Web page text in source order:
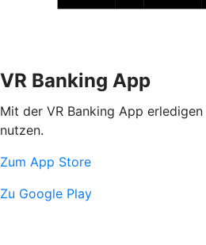
VR Banking App
Mit der VR Banking App
nutzen.
Zum App Store
Zu Google Play